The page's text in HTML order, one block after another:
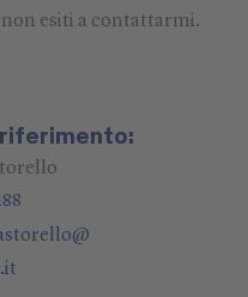
riferimento:
@
.it
non esiti a contattarmi.